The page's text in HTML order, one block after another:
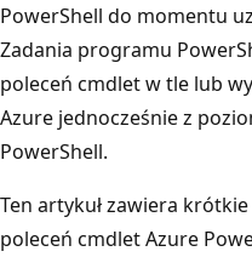
PowerShell do momentu
Zadania programu
poleceń cmdlet w tle lub
Azure jednocześnie z
PowerShell.
Ten artykuł zawiera
poleceń cmdlet Azure